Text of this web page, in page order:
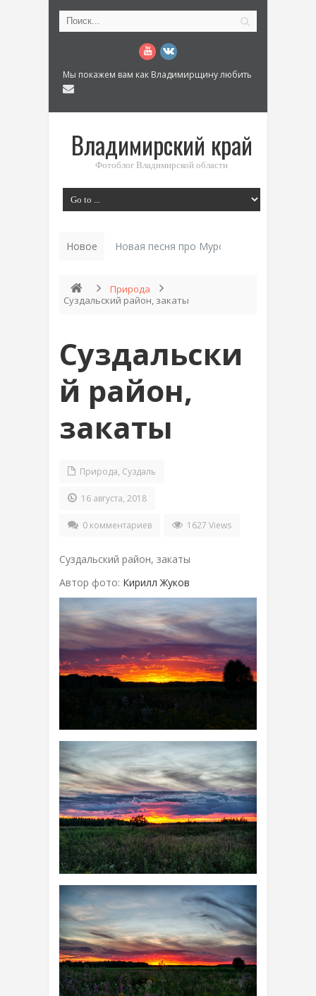
Мы покажем вам как Владимирщину любить
Владимирский край
Фотоблог Владимирской области
Новое Новая песня про Муром: «Былинный
Природа
Суздальский район, закаты
Суздальски
й район,
закаты
Природа, Суздаль
16 августа, 2018
0 комментариев 1627 Views
Суздальский район, закаты
Автор фото: Кирилл Жуков